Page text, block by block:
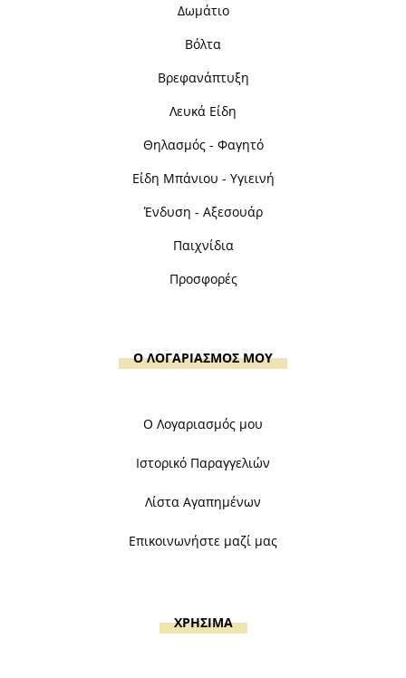
Δωμάτιο
Βόλτα
Βρεφανάπτυξη
Λευκά Είδη
Θηλασμός - Φαγητό
Είδη Μπάνιου - Υγιεινή
Ένδυση - Αξεσουάρ
Παιχνίδια
Προσφορές
Ο ΛΟΓΑΡΙΑΣΜΟΣ ΜΟΥ
Ο Λογαριασμός μου
Ιστορικό Παραγγελιών
Λίστα Αγαπημένων
Επικοινωνήστε μαζί μας
ΧΡΗΣΙΜΑ